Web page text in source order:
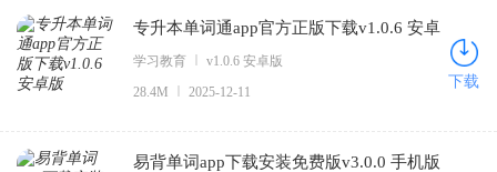
专升本单词通app官方正版下载v1.0.6 安卓
版
学习教育
v1.0.6 安卓版
28.4M
2025-12-11
下载
易背单词app下载安装免费版v3.0.0 手机版